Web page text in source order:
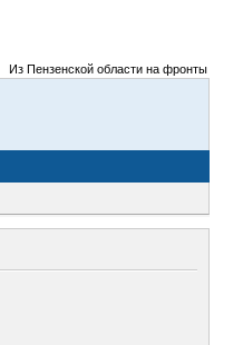
Из Пензенской области на фронты